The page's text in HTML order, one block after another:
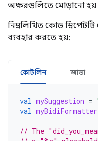
অক্ষরগুলিতে মোড়ানো হয়
নিম্নলিখিত কোড
ব্যবহার করতে হয়:
কোটলিন জাভা
val mySuggestion =
val myBidiFormatter
// The